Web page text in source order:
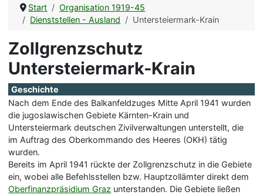
Start
Organisation 1919-45
Dienststellen - Ausland
Untersteiermark-Krain
Zollgrenzschutz
Untersteiermark-Krain
Geschichte
Nach dem Ende des Balkanfeldzuges Mitte April 1941 wurden
die jugoslawischen Gebiete Kärnten-Krain und
Untersteiermark deutschen Zivilverwaltungen unterstellt, die
im Auftrag des Oberkommando des Heeres (OKH) tätig
wurden.
Bereits im April 1941 rückte der Zollgrenzschutz in die Gebiete
ein, wobei alle Befehlsstellen bzw. Hauptzollämter direkt dem
Oberfinanzpräsidium Graz unterstanden. Die Gebiete ließen